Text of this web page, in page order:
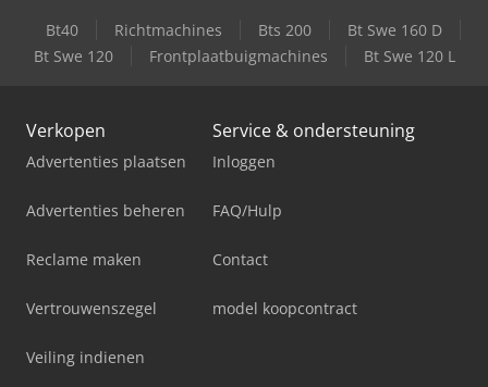
Bt40 Richtmachines Bts 200
Bt Swe 160 D
Bt Swe 120
Frontplaatbuigmachines Bt Swe 120 L
Verkopen
Advertenties plaatsen
Advertenties beheren
Reclame maken
Vertrouwenszegel
Veiling indienen
Service & ondersteuning
Inloggen
FAQ/Hulp
Contact
model koopcontract